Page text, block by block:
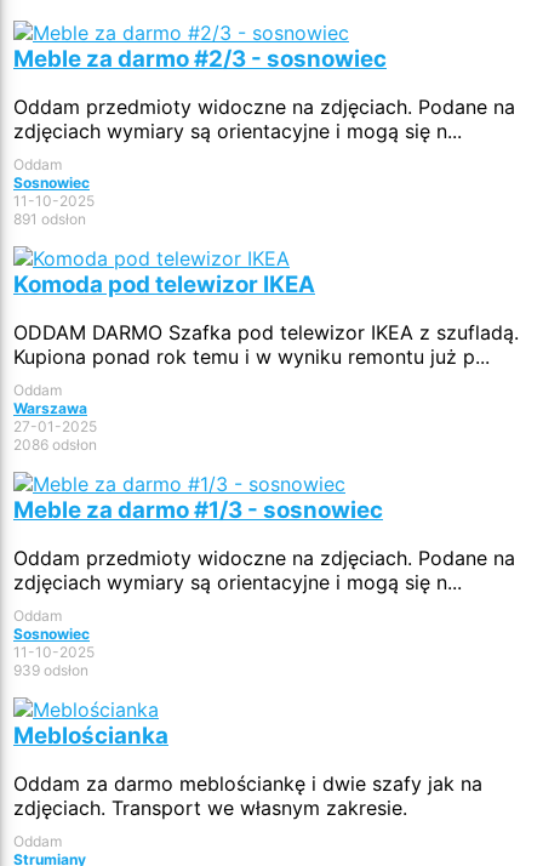
Meble za darmo #2/3 - sosnowiec
Oddam przedmioty widoczne na zdjęciach. Podane na
zdjęciach wymiary są orientacyjne i mogą się n...
Oddam
Sosnowiec
11-10-2025
891 odsłon
Komoda pod telewizor IKEA
ODDAM DARMO Szafka pod telewizor IKEA z szufladą.
Kupiona ponad rok temu i w wyniku remontu już p...
Oddam
Warszawa
27-01-2025
2086 odsłon
Meble za darmo #1/3 - sosnowiec
Oddam przedmioty widoczne na zdjęciach. Podane na
zdjęciach wymiary są orientacyjne i mogą się n...
Oddam
Sosnowiec
11-10-2025
939 odsłon
Meblościanka
Oddam za darmo meblościankę i dwie szafy jak na
zdjęciach. Transport we własnym zakresie.
Oddam
Strumiany